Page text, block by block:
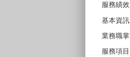
服務績效
基本資訊
業務職掌
服務項目